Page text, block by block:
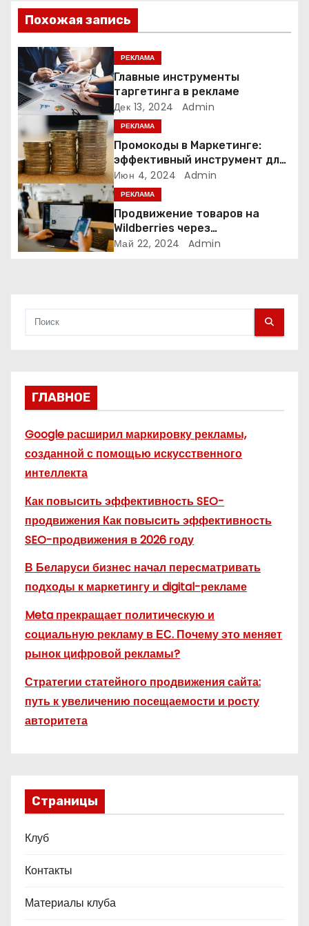
и
я
п
о
з
а
п
и
с
Похожая запись
РЕКЛАМА
Главные инструменты
таргетинга в рекламе
Дек 13, 2024 Admin
РЕКЛАМА
Промокоды в Маркетинге:
эффективный инструмент для
увеличения продаж и
привлечения клиентов
Июн 4, 2024 Admin
РЕКЛАМА
Продвижение товаров на
Wildberries через
Яндекс.Директ в 2024 году:
Май 22, 2024 Admin
ГЛАВНОЕ
Google расширил маркировку рекламы,
созданной с помощью искусственного
интеллекта
Как повысить эффективность SEO-
продвижения Как повысить эффективность
SEO-продвижения в 2026 году
В Беларуси бизнес начал пересматривать
подходы к маркетингу и digital-рекламе
Meta прекращает политическую и
социальную рекламу в ЕС. Почему это меняет
рынок цифровой рекламы?
Стратегии статейного продвижения сайта:
путь к увеличению посещаемости и росту
авторитета
Страницы
Клуб
Контакты
Материалы клуба